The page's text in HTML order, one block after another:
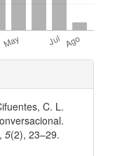
C. L.
, 5(2), 23–29.